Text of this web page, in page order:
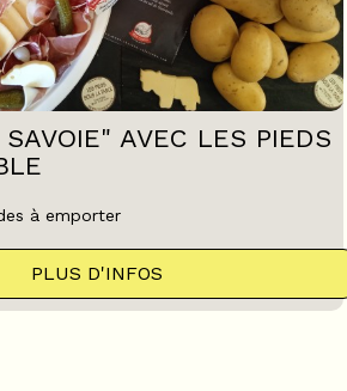
AVEC LES PIEDS
à emporter
PLUS D'INFOS